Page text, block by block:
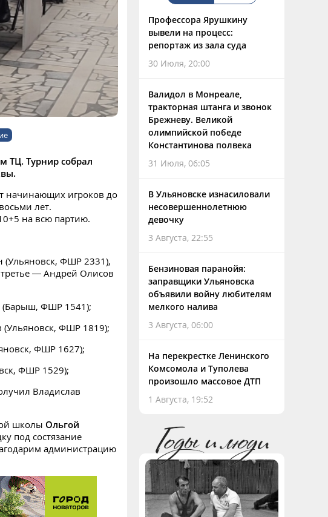
ТЦ. Турнир собрал
начинающих игроков до
лет.
на всю партию.
(Ульяновск, ФШР 2331),
— Андрей Олисов
(Барыш, ФШР 1541);
(Ульяновск, ФШР 1819);
ФШР 1627);
ФШР 1529);
Владислав
школы Ольгой
под состязание
администрацию
Профессора Ярушкину
вывели на процесс:
репортаж из зала суда
30 Июля, 20:00
Валидол в Монреале,
тракторная штанга и звонок
Брежневу. Великой
олимпийской победе
Константинова полвека
31 Июля, 06:05
В Ульяновске изнасиловали
несовершеннолетнюю
девочку
3 Августа, 22:55
Бензиновая паранойя:
заправщики Ульяновска
объявили войну любителям
мелкого налива
3 Августа, 06:00
На перекрестке Ленинского
Комсомола и Туполева
произошло массовое ДТП
1 Августа, 19:52